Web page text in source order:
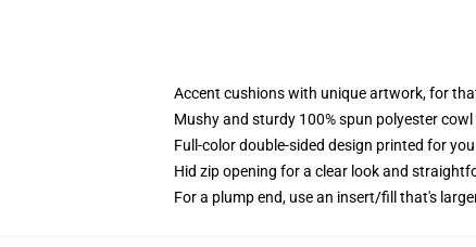
Accent cushions with unique artwork, for
Mushy and sturdy 100% spun polyester
Full-color double-sided design printed for
Hid zip opening for a clear look and
For a plump end, use an insert/fill that's